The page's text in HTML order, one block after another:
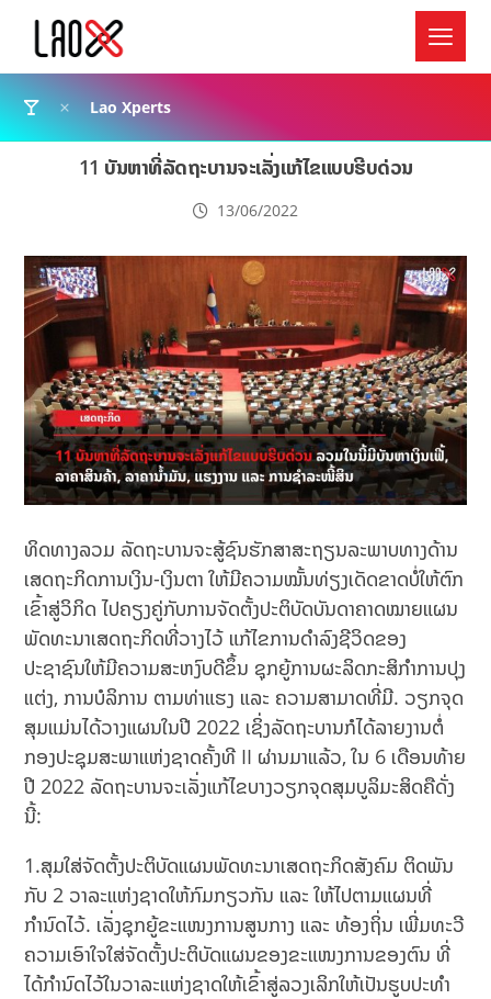
Lao Xperts
11 ບັນຫາທີ່ລັດຖະບານຈະເລັ່ງແກ້ໄຂແບບຮີບດ່ວນ
13/06/2022
ທິດທາງລວມ ລັດຖະບານຈະສູ້ຊົນຮັກສາສະຖຽນລະພາບທາງດ້ານ
ເສດຖະກິດການເງິນ-ເງິນຕາ ໃຫ້ມີຄວາມໝັ້ນທ່ຽງເດັດຂາດບໍ່ໃຫ້ຕົກ
ເຂົ້າສູ່ວິກິດ ໄປຄຽງຄູ່ກັບການຈັດຕັ້ງປະຕິບັດບັນດາຄາດໝາຍແຜນ
ພັດທະນາເສດຖະກິດທີ່ວາງໄວ້ ແກ້ໄຂການດຳລົງຊີວິດຂອງ
ປະຊາຊົນໃຫ້ມີຄວາມສະຫງົບດີຂຶ້ນ ຊຸກຍູ້ການຜະລິດກະສິກຳການປຸງ
ແຕ່ງ, ການບໍລິການ ຕາມທ່າແຮງ ແລະ ຄວາມສາມາດທີ່ມີ. ວຽກຈຸດ
ສຸມແມ່ນໄດ້ວາງແຜນໃນປີ 2022 ເຊິ່ງລັດຖະບານກໍໄດ້ລາຍງານຕໍ່
ກອງປະຊຸມສະພາແຫ່ງຊາດຄັ້ງທີ II ຜ່ານມາແລ້ວ, ໃນ 6 ເດືອນທ້າຍ
ປີ 2022 ລັດຖະບານຈະເລັ່ງແກ້ໄຂບາງວຽກຈຸດສຸມບູລິມະສິດຄືດັ່ງ
ນີ້:
1.ສຸມໃສ່ຈັດຕັ້ງປະຕິບັດແຜນພັດທະນາເສດຖະກິດສັງຄົມ ຕິດພັນ
ກັບ 2 ວາລະແຫ່ງຊາດໃຫ້ກົມກຽວກັນ ແລະ ໃຫ້ໄປຕາມແຜນທີ່
ກຳນົດໄວ້. ເລັ່ງຊຸກຍູ້ຂະແໜງການສູນກາງ ແລະ ທ້ອງຖິ່ນ ເພີ່ມທະວີ
ຄວາມເອົາໃຈໃສ່ຈັດຕັ້ງປະຕິບັດແຜນຂອງຂະແໜງການຂອງຕົນ ທີ່
ໄດ້ກຳນົດໄວ້ໃນວາລະແຫ່ງຊາດໃຫ້ເຂົ້າສູ່ລວງເລິກໃຫ້ເປັນຮູບປະທຳ